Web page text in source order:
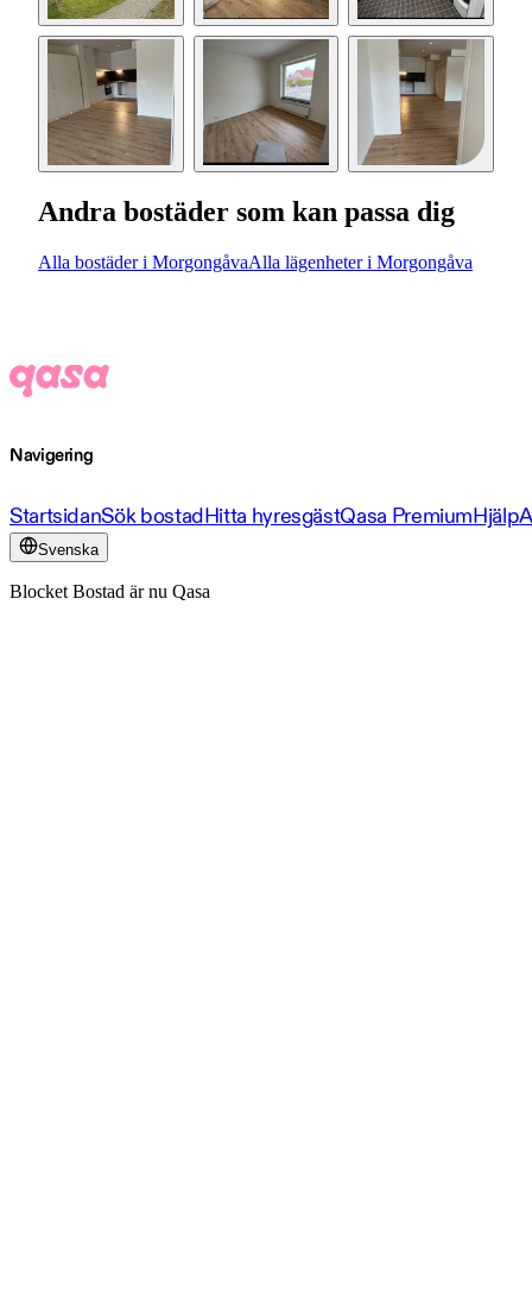
Andra bostäder som kan passa dig
Alla bostäder i MorgongåvaAlla lägenheter i Morgongåva
Navigering
StartsidanSök bostadHitta hyresgästQasa PremiumHjälp
Svenska
Blocket Bostad är nu Qasa